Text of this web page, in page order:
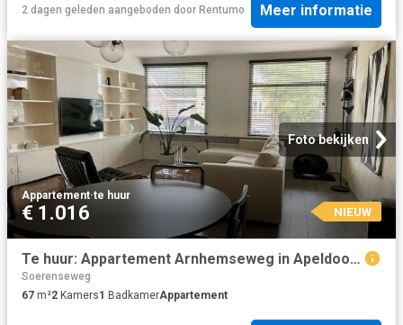
2 dagen geleden aangeboden door Rentumo Meer informatie
Foto bekijken
Appartement·te huur
€ 1.016 NIEUW
Te huur: Appartement Arnhemseweg in Apeldoorn
Soerenseweg
67 m²2 Kamers1 BadkamerAppartement